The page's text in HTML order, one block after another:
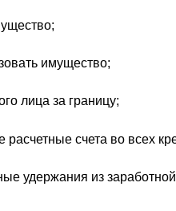
имущество;
лица за границу;
счета во всех
удержания из